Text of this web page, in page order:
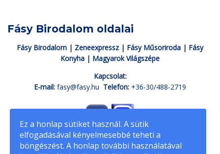
Fásy Birodalom oldalai
Fásy Birodalom | Zeneexpressz| Fásy Műsoriroda | Fásy
Konyha | Magyarok Világszépe
Kapcsolat:
E-mail: fasy@fasy.hu Telefon: +36-30/488-2719
fasyadam.hu© Minden jog fenntartva
Ez a honlap sütiket használ. A sütik
elfogadásával kényelmesebbé teheti a
böngészést. A honlap további használatával